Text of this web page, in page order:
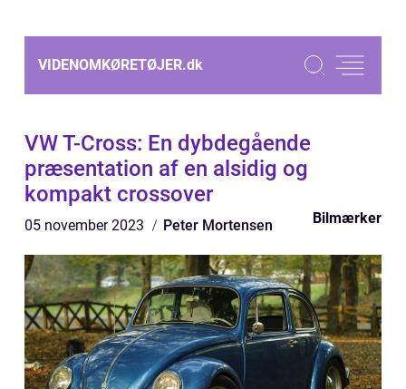
VIDENOMKØRETØJER.dk
VW T-Cross: En dybdegående
præsentation af en alsidig og
kompakt crossover
05 november 2023 Peter Mortensen Bilmærker